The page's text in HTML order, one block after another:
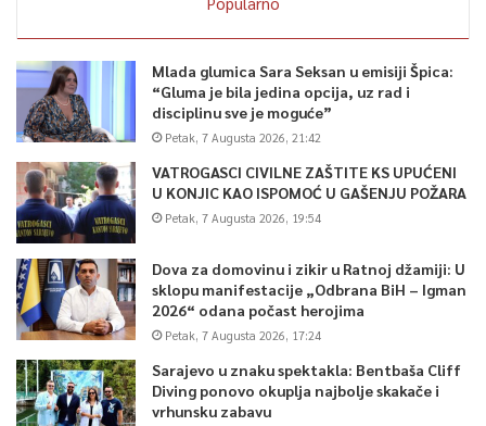
Mlada glumica Sara Seksan u emisiji Špica:
“Gluma je bila jedina opcija, uz rad i
disciplinu sve je moguće”
Petak, 7 Augusta 2026, 21:42
VATROGASCI CIVILNE ZAŠTITE KS UPUĆENI
U KONJIC KAO ISPOMOĆ U GAŠENJU POŽARA
Petak, 7 Augusta 2026, 19:54
Dova za domovinu i zikir u Ratnoj džamiji: U
sklopu manifestacije „Odbrana BiH – Igman
2026“ odana počast herojima
Petak, 7 Augusta 2026, 17:24
Sarajevo u znaku spektakla: Bentbaša Cliff
Diving ponovo okuplja najbolje skakače i
vrhunsku zabavu